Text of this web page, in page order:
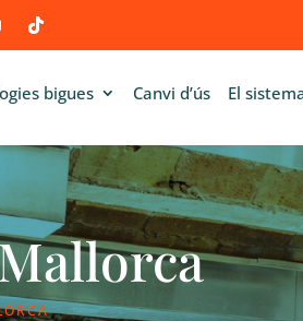
bigues Canvi d’ús El